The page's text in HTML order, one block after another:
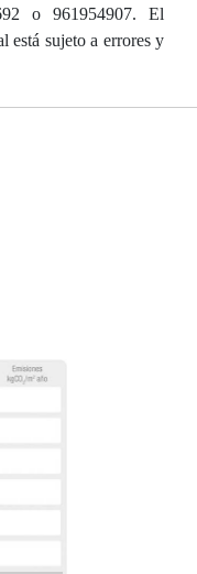
o 961954907. El
está sujeto a errores y